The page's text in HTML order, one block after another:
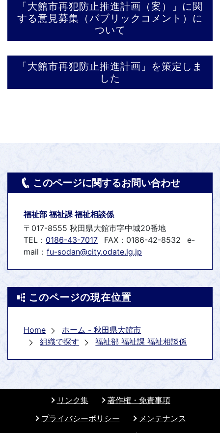
「大館市再犯防止推進計画（案）」に関
する意見募集（パブリックコメント）に
ついて
「大館市再犯防止推進計画」を策定しま
した
このページに関するお問い合わせ
福祉部 福祉課 福祉相談係
〒017-8555 秋田県大館市字中城20番地
TEL： 0186-43-7017 FAX：0186-42-8532
e-
mail： fu-sodan@city.odate.lg.jp
このページの現在位置
Home
ホーム - 秋田県大館市
組織で探す
福祉部 福祉課 福祉相談係
リンク集
著作権・免責事項
プライバシーポリシー
メンテナンス